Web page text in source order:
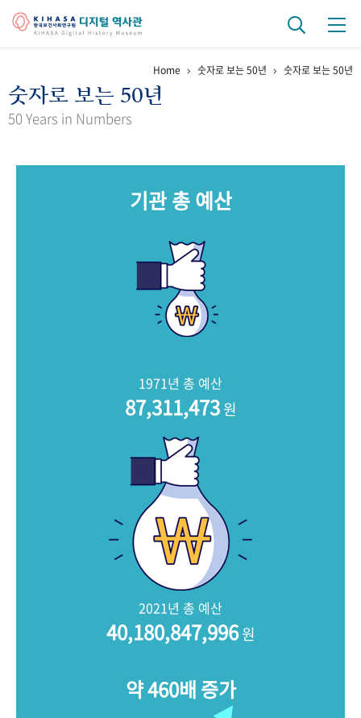
걸어온 길 기관 변천사 역대 기관장
키워드로 보는 연구 역사
문서 기록물 행정박물
Home 숫자로 보는 50년 숫자로 보는 50년
숫자로 보는 50년
50 Years in Numbers
기관 총 예산
1971년 총 예산
87,311,473원
2021년 총 예산
40,180,847,996원
약 460배 증가